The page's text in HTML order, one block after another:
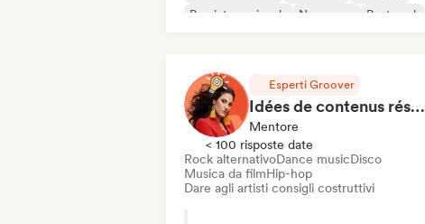
Pop internazionale
New wave Post punk
Esperti Groover
Idées de contenus réseaux sociaux
Mentore
< 100 risposte date
Rock alternativoDance musicDisco
Musica da filmHip-hop
Dare agli artisti consigli costruttivi